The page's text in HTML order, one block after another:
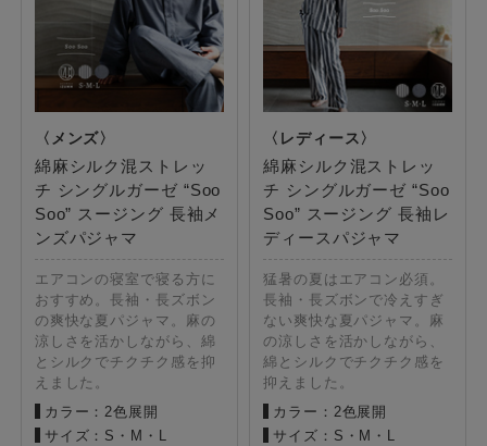
綿麻シルク混ストレッ
チ シングルガーゼ “Soo
Soo” スージング 長袖メ
ンズパジャマ
エアコンの寝室で寝る方に
おすすめ。長袖・長ズボン
の爽快な夏パジャマ。麻の
涼しさを活かしながら、綿
とシルクでチクチク感を抑
えました。
カラー：2色展開
サイズ：S・M・L
綿麻シルク混ストレッ
チ シングルガーゼ “Soo
Soo” スージング 長袖レ
ディースパジャマ
猛暑の夏はエアコン必須。
長袖・長ズボンで冷えすぎ
ない爽快な夏パジャマ。麻
の涼しさを活かしながら、
綿とシルクでチクチク感を
抑えました。
カラー：2色展開
サイズ：S・M・L